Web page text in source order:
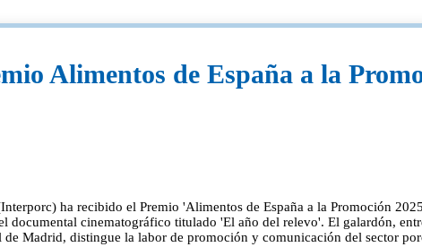
Alimentos de España a la
ha recibido el Premio 'Alimentos de España a la Promoción
documental cinematográfico titulado 'El año del relevo'. El galardón,
Madrid, distingue la labor de promoción y comunicación del sector